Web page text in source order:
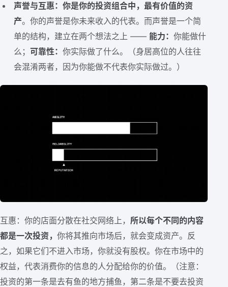
声誉与互惠：你是你的投资组合中，最有价值的资
产。你的声誉是你未来收入的代表。而声誉是一个简
单的结构，建立在两个想法之上 —— 能力：你能做什
么；可靠性：你实际做了什么。（身居高位的人往往
会混淆两者，因为你能做不代表你实际做过。）
互惠：你的店面分散在社交网络上， 所以每个不同的内容
都是一次投资， 你将其推向市场后，就会变成资产。反
之，如果它们不进入市场，你就没有股权。你在市场中的
权益，代表消费你的信息的人分配给你的价值。（注意：
投资的第一条是去有鱼的地方捕鱼，第二条是不要去投资